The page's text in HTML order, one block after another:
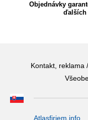
Objednávky
ďalších
Kontakt, reklama
Atlasfiriem.info